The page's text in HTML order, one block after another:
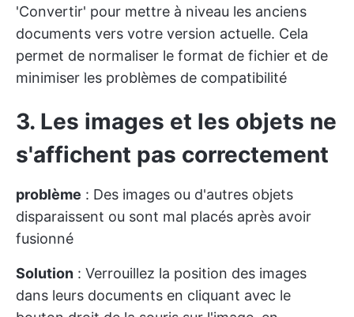
'Convertir' pour mettre à niveau les anciens
documents vers votre version actuelle. Cela
permet de normaliser le format de fichier et de
minimiser les problèmes de compatibilité
3. Les images et les objets ne
s'affichent pas correctement
problème : Des images ou d'autres objets
disparaissent ou sont mal placés après avoir
fusionné
Solution : Verrouillez la position des images
dans leurs documents en cliquant avec le